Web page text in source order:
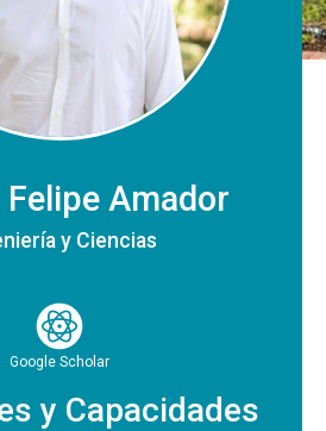
Amador
y Ciencias
Google Scholar
y Capacidades